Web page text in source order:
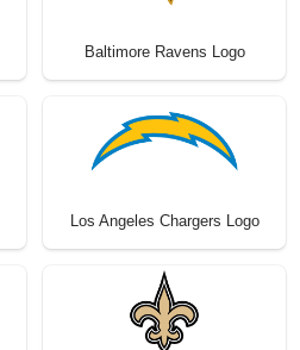
Baltimore Ravens Logo
Los Angeles Chargers Logo